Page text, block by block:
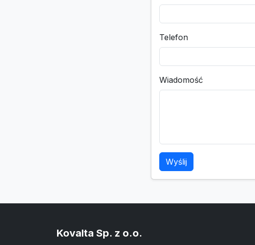
Telefon
Wiadomość
Wyślij
Kovalta Sp. z o.o.